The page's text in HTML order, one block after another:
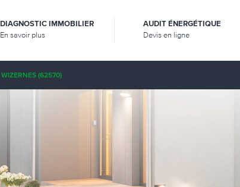
DIAGNOSTIC IMMOBILIER
En savoir plus
AUDIT ÉNERGÉTIQUE
Devis en ligne
WIZERNES (62570)